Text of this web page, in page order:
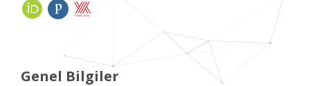
Genel Bilgiler